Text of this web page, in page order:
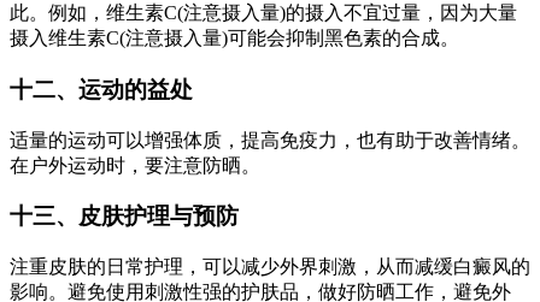
此。例如，维生素C(注意摄入量)的摄入不宜过量，因为大量
摄入维生素C(注意摄入量)可能会抑制黑色素的合成。
十二、运动的益处
适量的运动可以增强体质，提高免疫力，也有助于改善情绪。
在户外运动时，要注意防晒。
十三、皮肤护理与预防
注重皮肤的日常护理，可以减少外界刺激，从而减缓白癜风的
影响。避免使用刺激性强的护肤品，做好防晒工作，避免外